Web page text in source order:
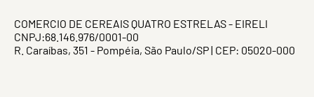
COMERCIO DE CEREAIS QUATRO ESTRELAS - EIRELI
CNPJ:68.146.976/0001-00
R. Caraíbas, 351 - Pompéia, São Paulo/SP | CEP: 05020-000